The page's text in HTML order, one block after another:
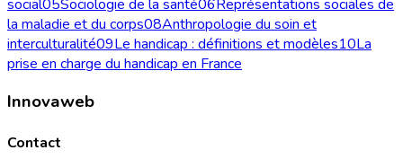
social05Sociologie de la santé06Représentations sociales de
la maladie et du corps08Anthropologie du soin et
interculturalité09Le handicap : définitions et modèles10La
prise en charge du handicap en France
Innovaweb
Contact